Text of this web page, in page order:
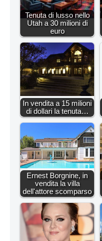
Tenuta di lusso nello
Utah a 30 milioni di
euro
In vendita a 15 milioni
di dollari la tenuta…
Ernest Borgnine, in
vendita la villa
dell'attore scomparso